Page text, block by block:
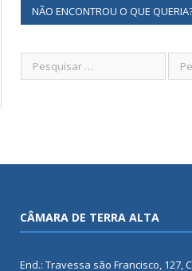
NÃO ENCONTROU O QUE
CÂMARA DE TERRA ALTA
End.: Travessa são Francisco, 127,